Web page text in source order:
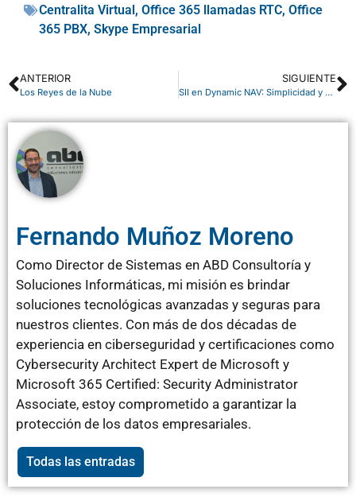
Centralita Virtual , Office 365 llamadas RTC, Office
365 PBX, Skype Empresarial
ANTERIOR
Los Reyes de la Nube
SIGUIENTE
SII en Dynamic NAV: Simplicidad y efectividad. Un primer análisis funcional.
Fernando Muñoz Moreno
Como Director de Sistemas en ABD Consultoría y
Soluciones Informáticas, mi misión es brindar
soluciones tecnológicas avanzadas y seguras para
nuestros clientes. Con más de dos décadas de
experiencia en ciberseguridad y certificaciones como
Cybersecurity Architect Expert de Microsoft y
Microsoft 365 Certified: Security Administrator
Associate, estoy comprometido a garantizar la
protección de los datos empresariales.
Todas las entradas